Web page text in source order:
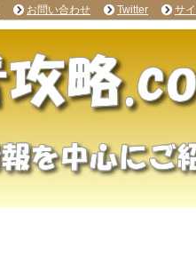
お問い合わせ Twitter サ